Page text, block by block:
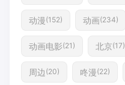
动漫(152) 动画(234)
动画电影(21) 北京(17)
周边 (20) 咚漫(22)